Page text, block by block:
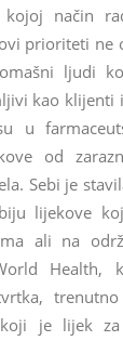
kojoj način
prioriteti ne
ljudi
kao klijenti
u
od
Sebi je
lijekove
ali na
Health,
je lijek za